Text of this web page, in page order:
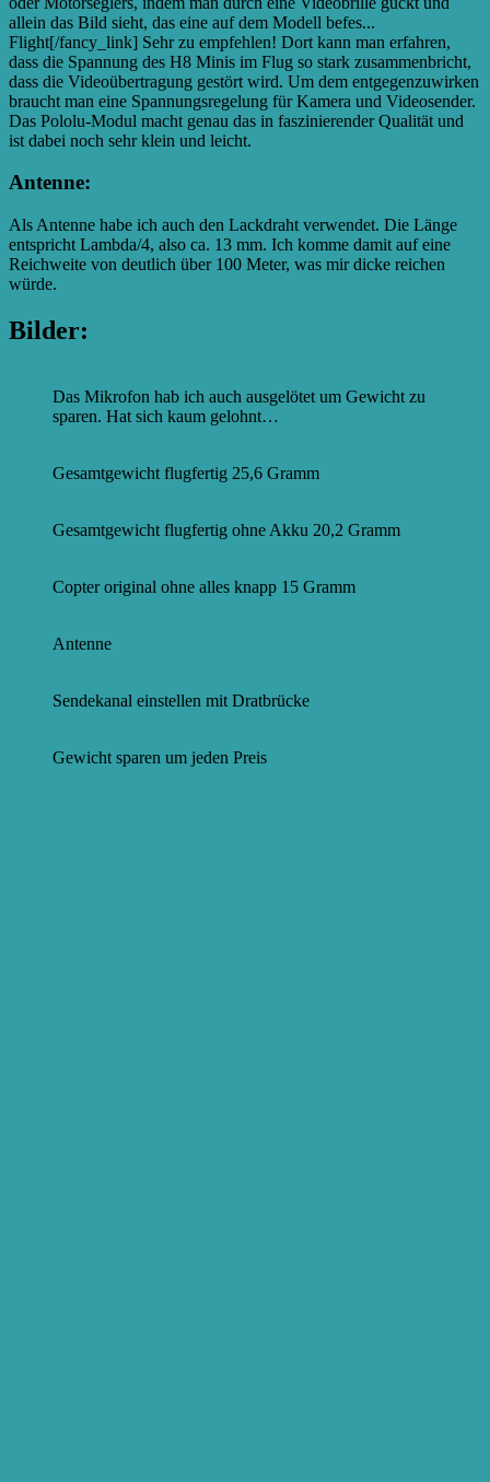
allein das Bild sieht, das eine auf dem Modell befes...
Flight[/fancy_link] Sehr zu empfehlen! Dort kann man erfahren,
dass die Spannung des H8 Minis im Flug so stark zusammenbricht,
dass die Videoübertragung gestört wird. Um dem entgegenzuwirken
braucht man eine Spannungsregelung für Kamera und Videosender.
Das Pololu-Modul macht genau das in faszinierender Qualität und
ist dabei noch sehr klein und leicht.
Antenne:
Als Antenne habe ich auch den Lackdraht verwendet. Die Länge
entspricht Lambda/4, also ca. 13 mm. Ich komme damit auf eine
Reichweite von deutlich über 100 Meter, was mir dicke reichen
würde.
Bilder:
Das Mikrofon hab ich auch ausgelötet um Gewicht zu
sparen. Hat sich kaum gelohnt…
Gesamtgewicht flugfertig 25,6 Gramm
Gesamtgewicht flugfertig ohne Akku 20,2 Gramm
Copter original ohne alles knapp 15 Gramm
Antenne
Sendekanal einstellen mit Dratbrücke
Gewicht sparen um jeden Preis